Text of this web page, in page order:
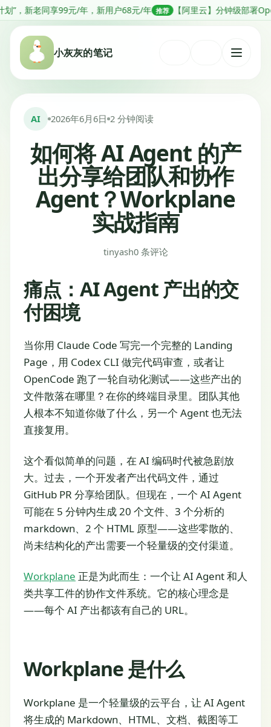
跳
转
元/年，新用户68元/年 推荐 【阿里云】分钟级部署OpenClaw，低
小灰灰的笔记
打
AI 2026年6月6日 2 分钟阅读
如何将 AI Agent 的产
出分享给团队和协作
Agent？Workplane
实战指南
tinyash0 条评论
痛点：AI Agent 产出的交
付困境
当你用 Claude Code 写完一个完整的 Landing
Page，用 Codex CLI 做完代码审查，或者让
OpenCode 跑了一轮自动化测试——这些产出的
文件散落在哪里？在你的终端目录里。团队其他
人根本不知道你做了什么，另一个 Agent 也无法
直接复用。
这个看似简单的问题，在 AI 编码时代被急剧放
大。过去，一个开发者产出代码文件，通过
GitHub PR 分享给团队。但现在，一个 AI Agent
可能在 5 分钟内生成 20 个文件、3 个分析的
markdown、2 个 HTML 原型——这些零散的、
尚未结构化的产出需要一个轻量级的交付渠道。
Workplane 正是为此而生：一个让 AI Agent 和人
类共享工件的协作文件系统。它的核心理念是
——每个 AI 产出都该有自己的 URL。
Workplane 是什么
Workplane 是一个轻量级的云平台，让 AI Agent
将生成的 Markdown、HTML、文档、截图等工